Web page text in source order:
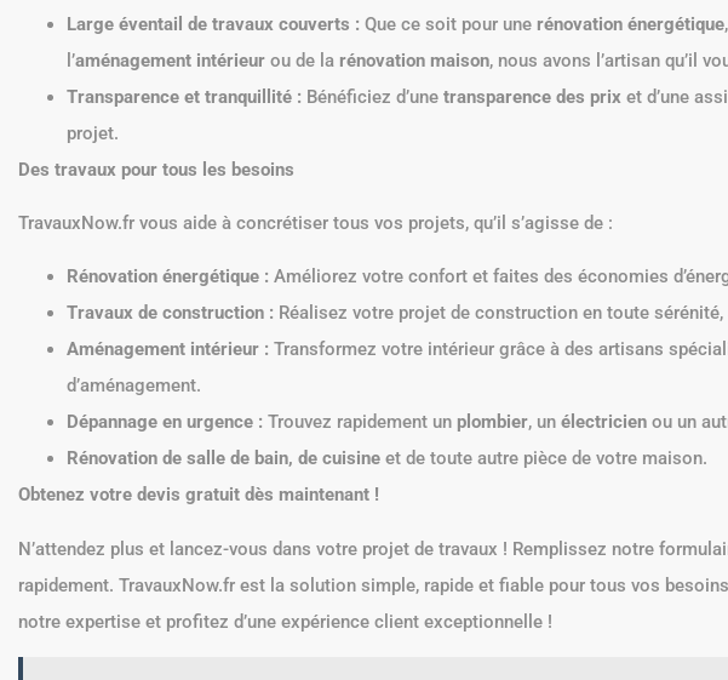
Large éventail de travaux couverts : Que ce soit pour une rénovation énergétique
l’aménagement intérieur ou de la rénovation maison, nous avons l’artisan qu’il
Transparence et tranquillité : Bénéficiez d’une transparence des prix et d’une
projet.
Des travaux pour tous les besoins
TravauxNow.fr vous aide à concrétiser tous vos projets, qu’il s’agisse de :
Rénovation énergétique : Améliorez votre confort et faites des économies
Travaux de construction : Réalisez votre projet de construction en toute sérénité,
Aménagement intérieur : Transformez votre intérieur grâce à des artisans
d’aménagement.
Dépannage en urgence : Trouvez rapidement un plombier, un électricien ou un
Rénovation de salle de bain, de cuisine et de toute autre pièce de votre maison.
Obtenez votre devis gratuit dès maintenant !
N’attendez plus et lancez-vous dans votre projet de travaux ! Remplissez notre
rapidement. TravauxNow.fr est la solution simple, rapide et fiable pour tous vos
notre expertise et profitez d’une expérience client exceptionnelle !